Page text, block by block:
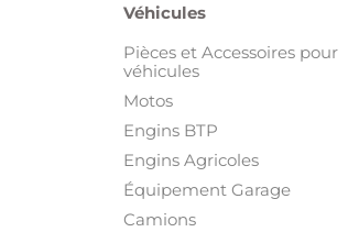
Véhicules
Pièces et Accessoires pour
véhicules
Motos
Engins BTP
Engins Agricoles
Équipement Garage
Camions